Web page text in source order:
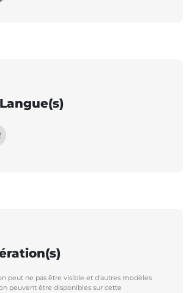
peut ne pas être visible et d'autres modèles
peuvent être disponibles sur cette